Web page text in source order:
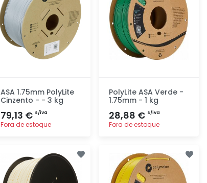
ASA 1.75mm PolyLite
Cinzento - - 3 kg
79,13 € s/iva
Fora de estoque
rapidamente
PolyLite ASA Verde -
1.75mm - 1 kg
28,88 € s/iva
Fora de estoque
rapidamente